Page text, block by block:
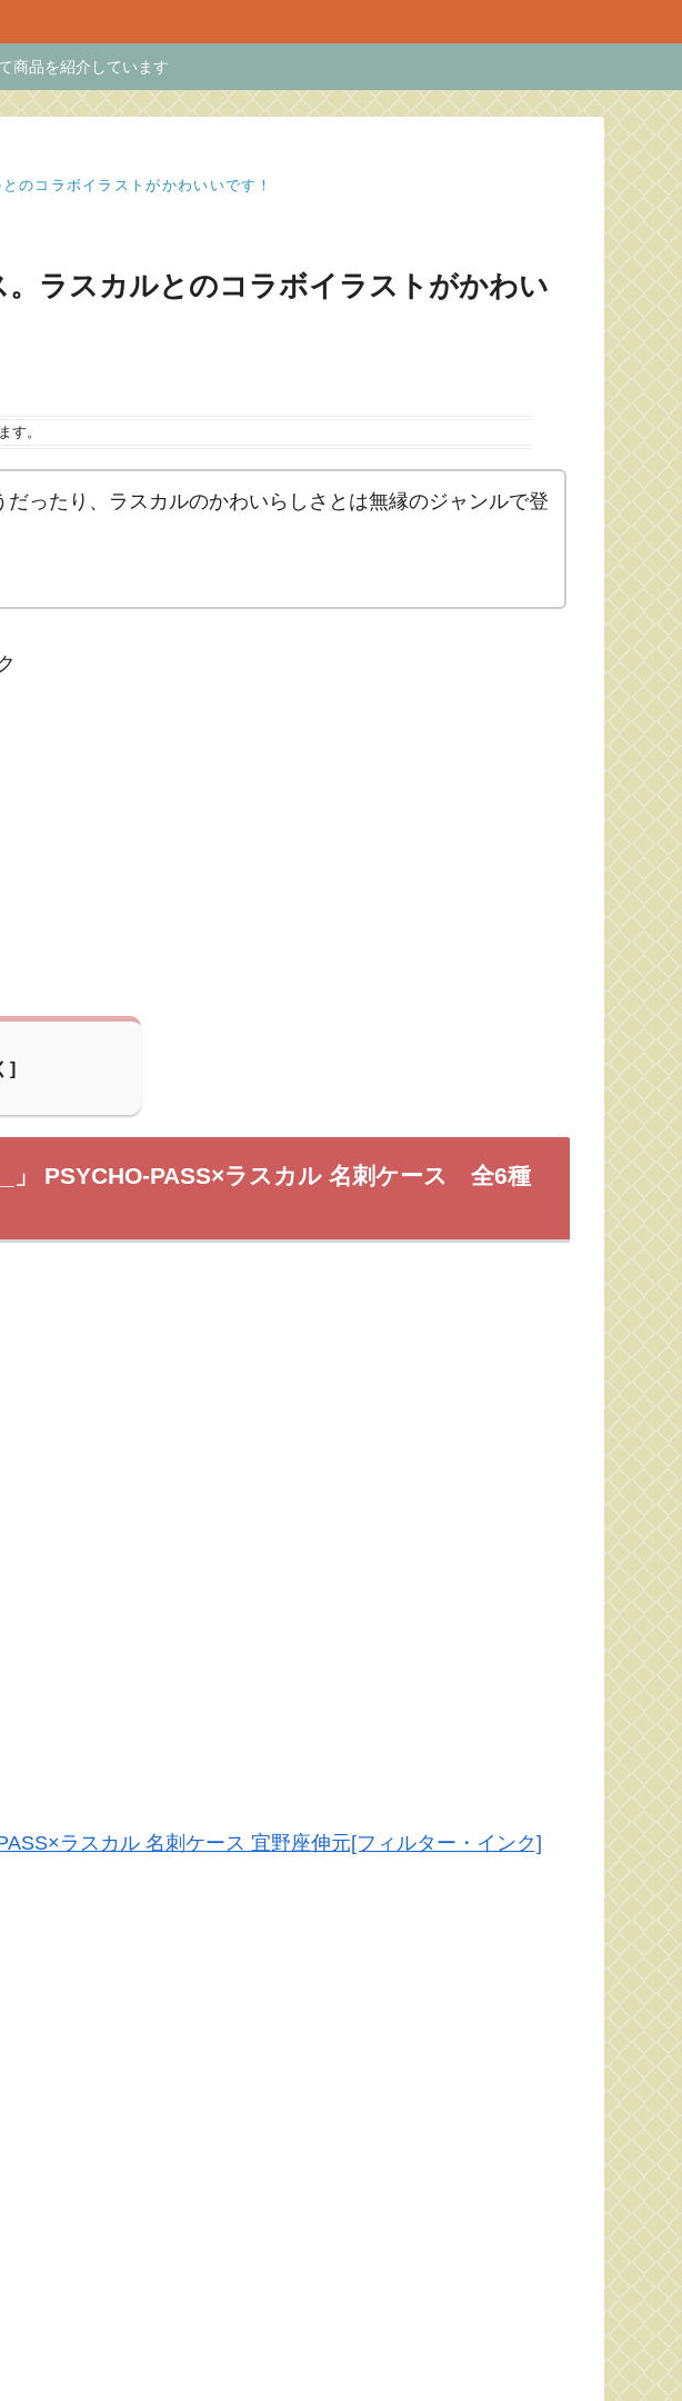
商品を紹介しています
のコラボイラストがかわいいです！
。ラスカルとのコラボイラストがかわい
す。
ったり、ラスカルのかわいらしさとは無縁のジャンルで登
」 PSYCHO-PASS×ラスカル 名刺ケース 全6種
ラスカル 名刺ケース 宜野座伸元[フィルター・インク]